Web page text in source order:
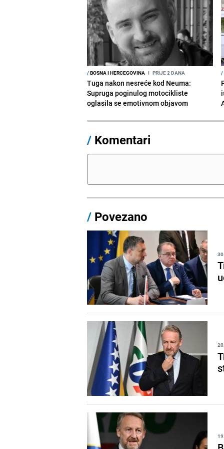
/BOSNA I HERCEGOVINA I PRIJE 2 DANA
Tuga nakon nesreće kod Neuma:
Supruga poginulog motocikliste
oglasila se emotivnom objavom
/
/ Komentari
/ Povezano